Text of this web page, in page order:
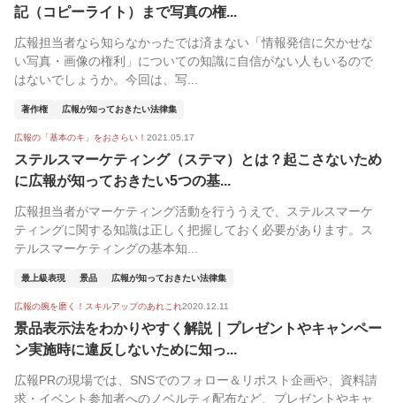
記（コピーライト）まで写真の権...
広報担当者なら知らなかったでは済まない「情報発信に欠かせな
い写真・画像の権利」についての知識に自信がない人もいるので
はないでしょうか。今回は、写...
著作権 広報が知っておきたい法律集
広報の「基本のキ」をおさらい！ 2021.05.17
ステルスマーケティング（ステマ）とは？起こさないため
に広報が知っておきたい5つの基...
広報担当者がマーケティング活動を行ううえで、ステルスマーケ
ティングに関する知識は正しく把握しておく必要があります。ス
テルスマーケティングの基本知...
最上級表現 景品 広報が知っておきたい法律集
広報の腕を磨く！スキルアップのあれこれ2020.12.11
景品表示法をわかりやすく解説｜プレゼントやキャンペー
ン実施時に違反しないために知っ...
広報PRの現場では、SNSでのフォロー＆リポスト企画や、資料請
求・イベント参加者へのノベルティ配布など、プレゼントやキャ